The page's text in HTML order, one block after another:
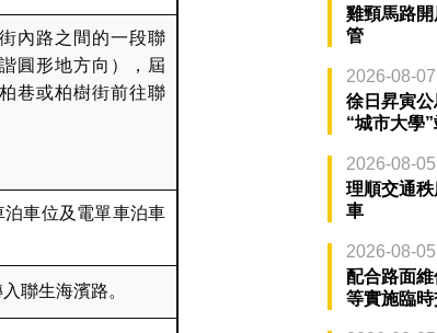
內路之間的一段聯
圓形地方向），屆
巷或柏樹街前往聯
車位及電單車泊車
聯生海濱路。
雞頸馬路
管
2026-08-
徐日昇寅
“城市大學
2026-08-05
理順交通
車
2026-08-
配合路面
等實施臨